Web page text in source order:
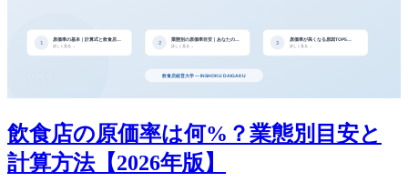
飲食店の原価率は何%？業態別目安と
計算方法【2026年版】